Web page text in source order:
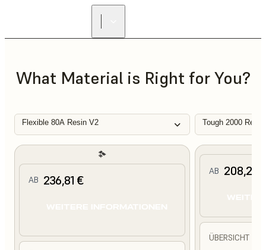
What Material is Right for You?
Flexible 80A Resin V2 Tough 2000
AB 236,81 €
AB 208,25
ÜBERSICHT